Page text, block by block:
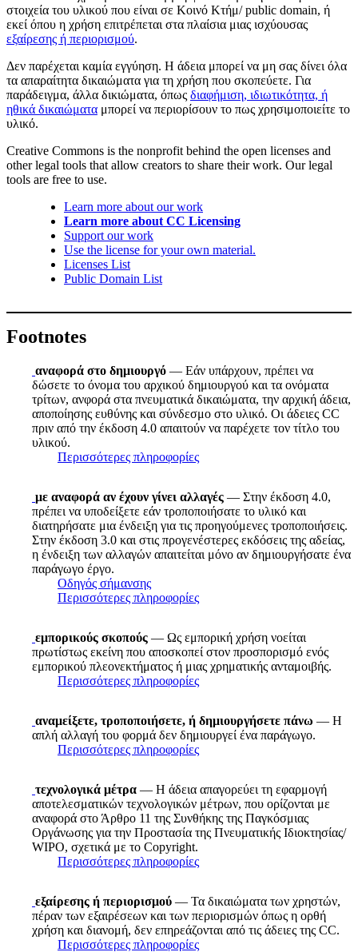
στοιχεία του υλικού που είναι σε Κοινό Κτήμ/ public domain, ή
εκεί όπου η χρήση επιτρέπεται στα πλαίσια μιας ισχύουσας
εξαίρεσης ή περιορισμού.
Δεν παρέχεται καμία εγγύηση. Η άδεια μπορεί να μη σας δίνει όλα
τα απαραίτητα δικαιώματα για τη χρήση που σκοπεύετε. Για
παράδειγμα, άλλα δικιώματα, όπως διαφήμιση, ιδιωτικότητα, ή
ηθικά δικαιώματα μπορεί να περιορίσουν το πως χρησιμοποιείτε το
υλικό.
Creative Commons is the nonprofit behind the open licenses and
other legal tools that allow creators to share their work. Our legal
tools are free to use.
Learn more about our work
Learn more about CC Licensing
Support our work
Use the license for your own material.
Licenses List
Public Domain List
Footnotes
αναφορά στο δημιουργό — Εάν υπάρχουν, πρέπει να
δώσετε το όνομα του αρχικού δημιουργού και τα ονόματα
τρίτων, ανφορά στα πνευματικά δικαιώματα, την αρχική άδεια,
αποποίησης ευθύνης και σύνδεσμο στο υλικό. Οι άδειες CC
πριν από την έκδοση 4.0 απαιτούν να παρέχετε τον τίτλο του
υλικού.
Περισσότερες πληροφορίες
με αναφορά αν έχουν γίνει αλλαγές — Στην έκδοση 4.0,
πρέπει να υποδείξετε εάν τροποποιήσατε το υλικό και
διατηρήσατε μια ένδειξη για τις προηγούμενες τροποποιήσεις.
Στην έκδοση 3.0 και στις προγενέστερες εκδόσεις της αδείας,
η ένδειξη των αλλαγών απαιτείται μόνο αν δημιουργήσατε ένα
παράγωγο έργο.
Οδηγός σήμανσης
Περισσότερες πληροφορίες
εμπορικούς σκοπούς — Ως εμπορική χρήση νοείται
πρωτίστως εκείνη που αποσκοπεί στον προσπορισμό ενός
εμπορικού πλεονεκτήματος ή μιας χρηματικής ανταμοιβής.
Περισσότερες πληροφορίες
αναμείξετε, τροποποιήσετε, ή δημιουργήσετε πάνω — Η
απλή αλλαγή του φορμά δεν δημιουργεί ένα παράγωγο.
Περισσότερες πληροφορίες
τεχνολογικά μέτρα — Η άδεια απαγορεύει τη εφαρμογή
αποτελεσματικών τεχνολογικών μέτρων, που ορίζονται με
αναφορά στο Άρθρο 11 της Συνθήκης της Παγκόσμιας
Οργάνωσης για την Προστασία της Πνευματικής Ιδιοκτησίας/
WIPO, σχετικά με το Copyright.
Περισσότερες πληροφορίες
εξαίρεσης ή περιορισμού — Τα δικαιώματα των χρηστών,
πέραν των εξαιρέσεων και των περιορισμών όπως η ορθή
χρήση και διανομή, δεν επηρεάζονται από τις άδειες της CC.
Περισσότερες πληροφορίες